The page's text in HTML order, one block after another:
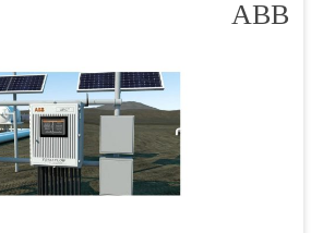
ABB